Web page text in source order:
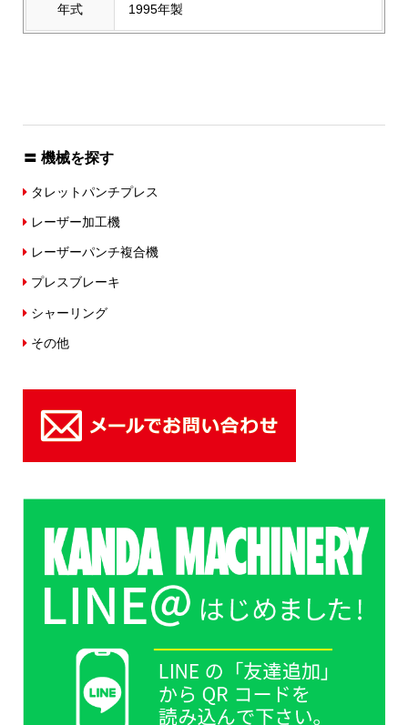
年式 1995年製
〓 機械を探す
タレットパンチプレス
レーザー加工機
レーザーパンチ複合機
プレスブレーキ
シャーリング
その他